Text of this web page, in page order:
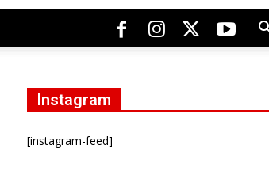
Instagram
[instagram-feed]